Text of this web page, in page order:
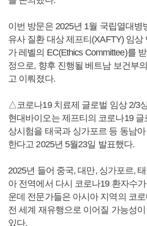
이번 방문은 2025년 1월 국립열대병
유사 질환 대상 제프티(XAFTY) 임상
가 레벨의 EC(Ethics Committee)를
정으로, 향후 진행될 베트남 보건부
고 이뤄졌다.
△코로나19 치료제 글로벌 임상 2/3
현대바이오는 제프티의 코로나19 글
상시험을 태국과 싱가포르 등 동남
한다고 2025년 5월23일 발표했다.
2025년 들어 중국, 대만, 싱가포르,
아 전역에서 다시 코로나19 환자수
운데 전문가들은 아시아 지역의 코
전 세계 재유행으로 이어질 가능성
있다.